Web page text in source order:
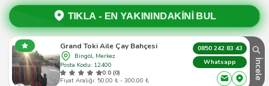
TIKLA - EN YAKININDAKİNİ BUL
Grand Toki Aile Çay Bahçesi
Bingöl, Merkez
Posta Kodu: 12400
0.0 (0)
Fiyat Aralığı: 50,00 ₺ - 300,00 ₺
0850 242 83 43
Whatsapp
İncele